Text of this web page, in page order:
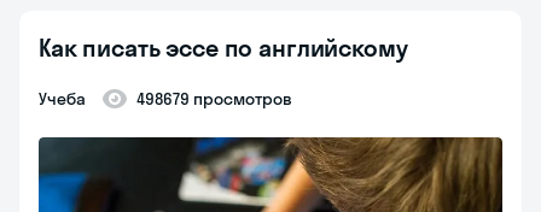
Как писать эссе по английскому
Учеба 498679 просмотров